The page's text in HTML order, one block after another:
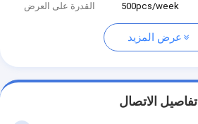
القدرة على العرض
500pcs/week
عرض المزيد
تفاصيل الاتصال